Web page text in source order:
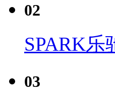
02
SPARK乐
03